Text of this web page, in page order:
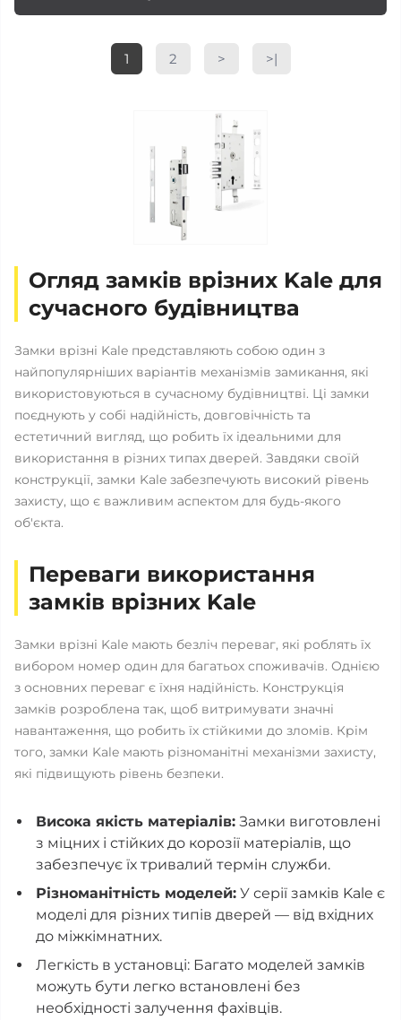
1 2 > >|
Огляд замків врізних Kale для
сучасного будівництва
Замки врізні Kale представляють собою один з
найпопулярніших варіантів механізмів замикання, які
використовуються в сучасному будівництві. Ці замки
поєднують у собі надійність, довговічність та
естетичний вигляд, що робить їх ідеальними для
використання в різних типах дверей. Завдяки своїй
конструкції, замки Kale забезпечують високий рівень
захисту, що є важливим аспектом для будь-якого
об'єкта.
Переваги використання
замків врізних Kale
Замки врізні Kale мають безліч переваг, які роблять їх
вибором номер один для багатьох споживачів. Однією
з основних переваг є їхня надійність. Конструкція
замків розроблена так, щоб витримувати значні
навантаження, що робить їх стійкими до зломів. Крім
того, замки Kale мають різноманітні механізми захисту,
які підвищують рівень безпеки.
Висока якість матеріалів: Замки виготовлені
з міцних і стійких до корозії матеріалів, що
забезпечує їх тривалий термін служби.
Різноманітність моделей: У серії замків Kale є
моделі для різних типів дверей — від вхідних
до міжкімнатних.
Легкість в установці: Багато моделей замків
можуть бути легко встановлені без
необхідності залучення фахівців.